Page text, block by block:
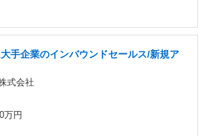
手企業のインバウンドセールス/新規ア
式会社
万円